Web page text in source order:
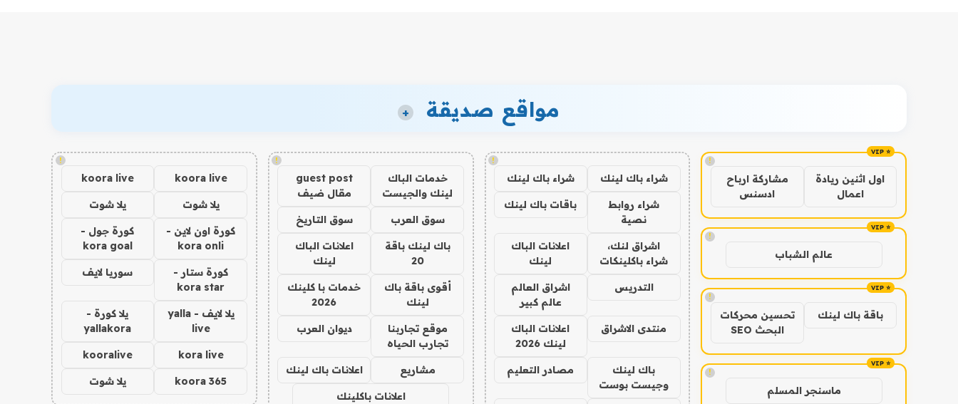
مواقع صديقة +
!
اول اثنين ريادة
اعمال
مشاركة ارباح
ادسنس
!
عالم الشباب
!
باقة باك لينك
تحسين محركات
البحث SEO
!
ماسنجر المسلم
!
شراء باك لينك شراء باك لينك
شراء روابط
نصية
باقات باك لينك
اشراق لنك،
شراء باكلينكات
اعلانات الباك
لينك
التدريس
اشراق العالم
عالم كبير
منتدى الاشراق
اعلانات الباك
لينك 2026
باك لينك
وجيست بوست
مصادر التعليم
!
خدمات الباك
لينك والجيست
guest post
مقال ضيف
سوق العرب سوق التاريخ
باك لينك باقة
20
اعلانات الباك
لينك
أقوى باقة باك
لينك
خدمات با كلينك
2026
موقع تجاربنا
تجارب الحياه
ديوان العرب
مشاريع اعلانات باك لينك
اعلانات باكلينك
!
koora live
koora live
يلا شوت يلا شوت
كورة اون لاين -
kora onli
كورة جول -
kora goal
كورة ستار -
kora star
سوريا لايف
يلا لايف - yalla
live
يلا كورة -
yallakora
kora live
kooralive
koora 365 يلا شوت